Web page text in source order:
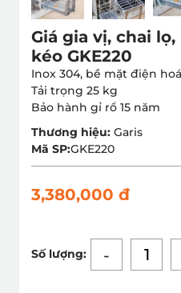
Giá gia vị, chai
kéo GKE220
Inox 304, bề mặt điện
Tải trọng 25 kg
Bảo hành gỉ rổ 15 năm
Thương hiệu: Garis
Mã SP:GKE220
3,380,000 đ
Số lượng: -